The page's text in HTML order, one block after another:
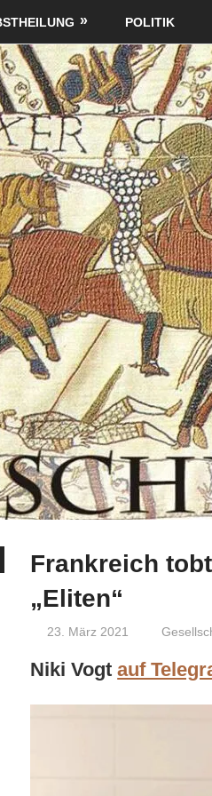
POLITIK
Frankreich
„Eliten“
23. März 2021 Niki Vogt
Niki Vogtauf